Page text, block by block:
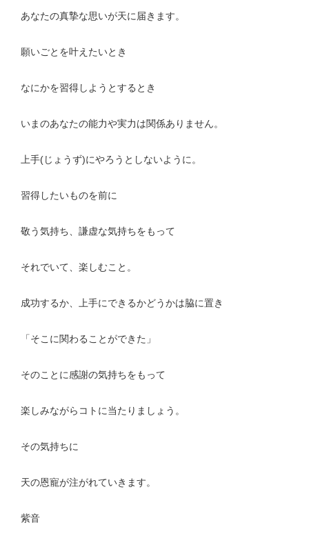
あなたの真摯な思いが天に届きます。
願いごとを叶えたいとき
なにかを習得しようとするとき
いまのあなたの能力や実力は関係ありません。
上手(じょうず)にやろうとしないように。
習得したいものを前に
敬う気持ち、謙虚な気持ちをもって
それでいて、楽しむこと。
成功するか、上手にできるかどうかは脇に置き
「そこに関わることができた」
そのことに感謝の気持ちをもって
楽しみながらコトに当たりましょう。
その気持ちに
天の恩寵が注がれていきます。
紫音